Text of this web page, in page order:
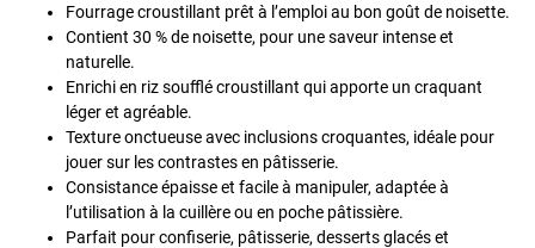
Fourrage croustillant prêt à l’emploi au bon goût de noisette.
Contient 30 % de noisette, pour une saveur intense et
naturelle.
Enrichi en riz soufflé croustillant qui apporte un craquant
léger et agréable.
Texture onctueuse avec inclusions croquantes, idéale pour
jouer sur les contrastes en pâtisserie.
Consistance épaisse et facile à manipuler, adaptée à
l’utilisation à la cuillère ou en poche pâtissière.
Parfait pour confiserie, pâtisserie, desserts glacés et